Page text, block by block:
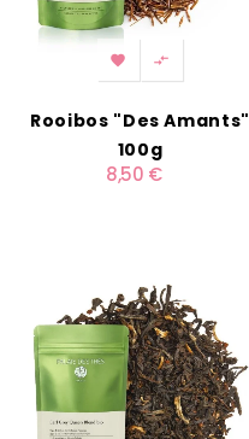
 
Rooibos "Des Amants"
100g
8,50 €